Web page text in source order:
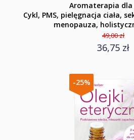
Aromaterapia
Cykl, PMS, pielęgnacja ciała,
menopauza,
49,00 zł
36,75 zł
-25%